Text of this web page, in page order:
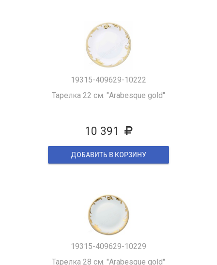
19315-409629-10222
Тарелка 22 см. "Arabesque gold"
10 391
ДОБАВИТЬ В КОРЗИНУ
19315-409629-10229
Тарелка 28 см. "Arabesque gold"